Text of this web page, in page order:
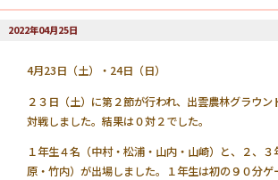
2022年04月25日
4月23日（土）・24日（日）
２３日（土）に第２節が行われ、出雲農林グラウン
対戦しました。結果は０対２でした。
１年生４名（中村・松浦・山内・山崎）と、２、
原・竹内）が出場しました。１年生は初の９０分